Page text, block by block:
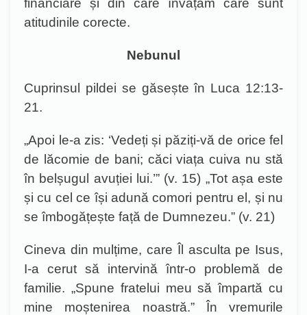
financiare și din care învățăm care sunt
atitudinile corecte.
Nebunul
Cuprinsul pildei se găsește în Luca 12:13-
21.
„Apoi le-a zis: ‘Vedeți și păziți-vă de orice fel
de lăcomie de bani; căci viața cuiva nu stă
în belșugul avuției lui.’” (v. 15) „Tot așa este
și cu cel ce își adună comori pentru el, și nu
se îmbogățește față de Dumnezeu.” (v. 21)
Cineva din mulțime, care Îl asculta pe Isus,
I-a cerut să intervină într-o problemă de
familie. „Spune fratelui meu să împartă cu
mine moștenirea noastră.” În vremurile